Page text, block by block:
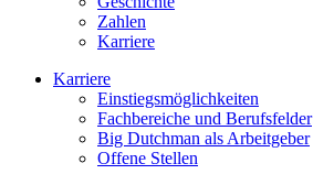
Zahlen
Karriere
Karriere
Einstiegsmöglichkeiten
Fachbereiche und Berufsfelder
Big Dutchman als Arbeitgeber
Offene Stellen